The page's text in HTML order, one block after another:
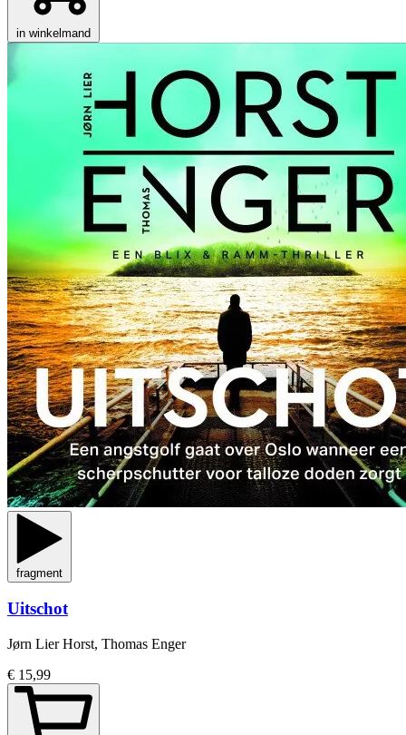
in winkelmand
fragment
Uitschot
Jørn Lier Horst, Thomas Enger
€ 15,99